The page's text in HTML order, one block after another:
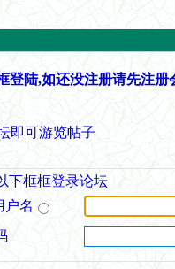
登陆,如还没注册请先注册
即可游览帖子
下框框登录论坛
户名